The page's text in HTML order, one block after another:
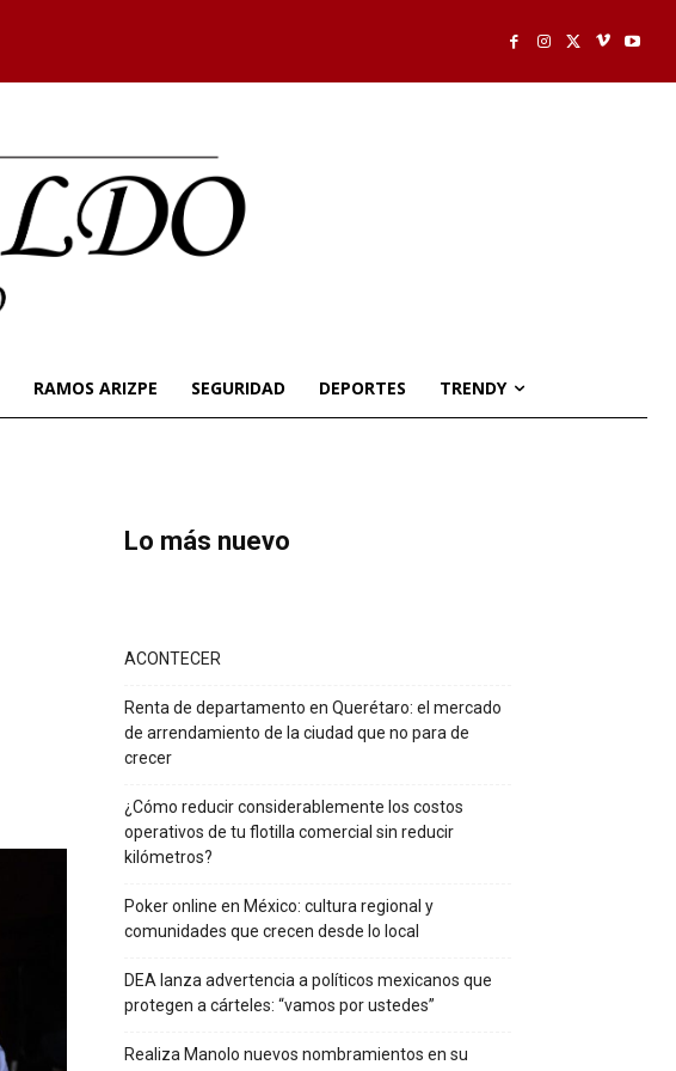
RAMOS ARIZPE SEGURIDAD DEPORTES TRENDY
Lo más nuevo
ACONTECER
Renta de departamento en Querétaro: el mercado
de arrendamiento de la ciudad que no para de
crecer
¿Cómo reducir considerablemente los costos
operativos de tu flotilla comercial sin reducir
kilómetros?
Poker online en México: cultura regional y
comunidades que crecen desde lo local
DEA lanza advertencia a políticos mexicanos que
protegen a cárteles: “vamos por ustedes”
Realiza Manolo nuevos nombramientos en su